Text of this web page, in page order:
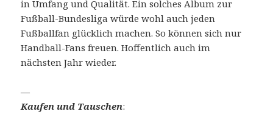
in Umfang und Qualität. Ein solches Album zur
Fußball-Bundesliga würde wohl auch jeden
Fußballfan glücklich machen. So können sich nur
Handball-Fans freuen. Hoffentlich auch im
nächsten Jahr wieder.
—
Kaufen und Tauschen: